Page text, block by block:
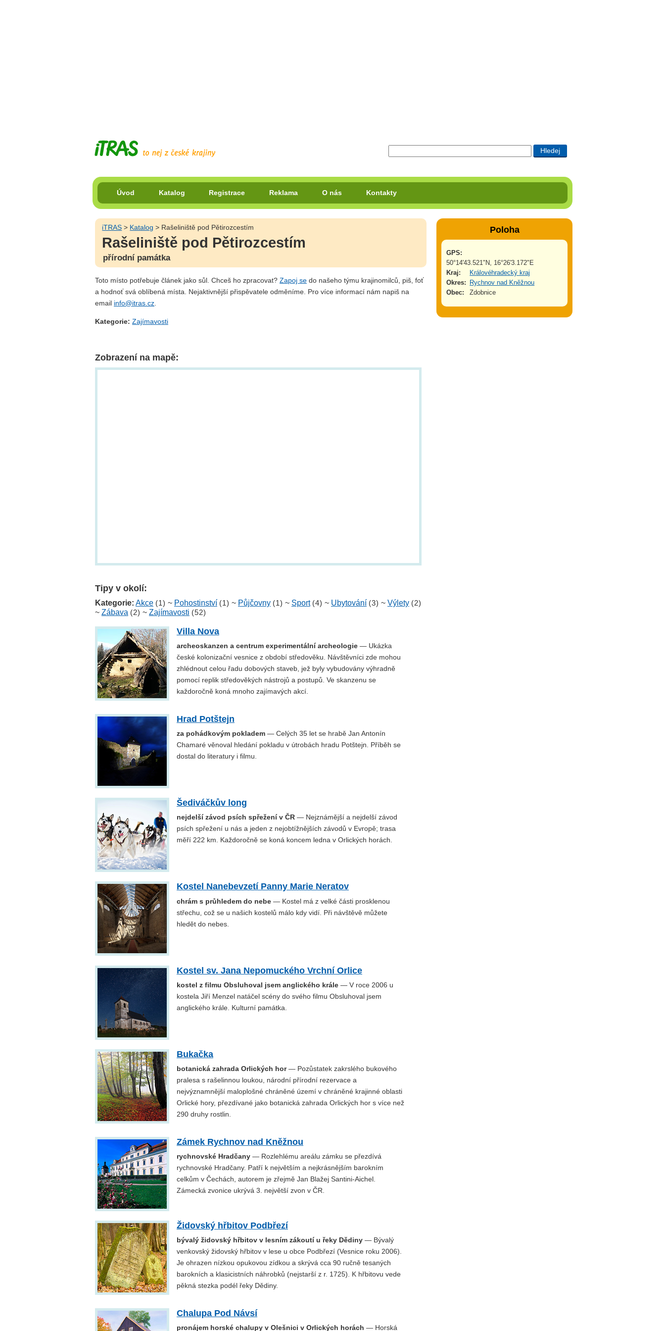
Úvod Katalog Registrace Reklama O nás Kontakty
iTRAS > Katalog > Rašeliniště pod Pětirozcestím
Rašeliniště pod Pětirozcestím
přírodní památka
Toto místo potřebuje článek jako sůl. Chceš ho zpracovat? Zapoj se do našeho týmu krajinomilců, piš, foť
a hodnoť svá oblíbená místa. Nejaktivnější přispěvatele odměníme. Pro více informací nám napiš na
email info@itras.cz
Kategorie: Zajímavosti
Zobrazení na mapě:
Tipy v okolí:
Kategorie: Akce (1) ~ Pohostinství (1) ~ Půjčovny (1) ~ Sport (4) ~ Ubytování (3) ~ Výlety (2)
~ Zábava (2) ~ Zajímavosti (52)
Villa Nova
archeoskanzen a centrum experimentální archeologie — Ukázka
české kolonizační vesnice z období středověku. Návštěvníci zde mohou
zhlédnout celou řadu dobových staveb, jež byly vybudovány výhradně
pomocí replik středověkých nástrojů a postupů. Ve skanzenu se
každoročně koná mnoho zajímavých akcí.
Hrad Potštejn
za pohádkovým pokladem — Celých 35 let se hrabě Jan Antonín
Chamaré věnoval hledání pokladu v útrobách hradu Potštejn. Příběh se
dostal do literatury i filmu.
Šediváčkův long
nejdelší závod psích spřežení v ČR — Nejznámější a nejdelší závod
psích spřežení u nás a jeden z nejobtížnějších závodů v Evropě; trasa
měří 222 km. Každoročně se koná koncem ledna v Orlických horách.
Kostel Nanebevzetí Panny Marie Neratov
chrám s průhledem do nebe — Kostel má z velké části prosklenou
střechu, což se u našich kostelů málo kdy vidí. Při návštěvě můžete
hledět do nebes.
Kostel sv. Jana Nepomuckého Vrchní Orlice
kostel z filmu Obsluhoval jsem anglického krále — V roce 2006 u
kostela Jiří Menzel natáčel scény do svého filmu Obsluhoval jsem
anglického krále. Kulturní památka.
Bukačka
botanická zahrada Orlických hor— Pozůstatek zakrslého bukového
pralesa s rašelinnou loukou, národní přírodní rezervace a
nejvýznamnější maloplošné chráněné území v chráněné krajinné oblasti
Orlické hory, přezdívané jako botanická zahrada Orlických hor s více než
290 druhy rostlin.
Zámek Rychnov nad Kněžnou
rychnovské Hradčany — Rozlehlému areálu zámku se přezdívá
rychnovské Hradčany. Patří k největším a nejkrásnějším barokním
celkům v Čechách, autorem je zřejmě Jan Blažej Santini-Aichel.
Zámecká zvonice ukrývá 3. největší zvon v ČR.
Židovský hřbitov Podbřezí
bývalý židovský hřbitov v lesním zákoutí u řeky Dědiny — Bývalý
venkovský židovský hřbitov v lese u obce Podbřezí (Vesnice roku 2006).
Je ohrazen nízkou opukovou zídkou a skrývá cca 90 ručně tesaných
barokních a klasicistních náhrobků (nejstarší z r. 1725). K hřbitovu vede
pěkná stezka podél řeky Dědiny.
Chalupa Pod Návsí
pronájem horské chalupy v Olešnici v Orlických horách — Horská
Poloha
GPS:
50°14'43.521"N, 16°26'3.172"E
Kraj:
Královéhradecký kraj
Okres:
Rychnov nad Kněžnou
Obec:
Zdobnice